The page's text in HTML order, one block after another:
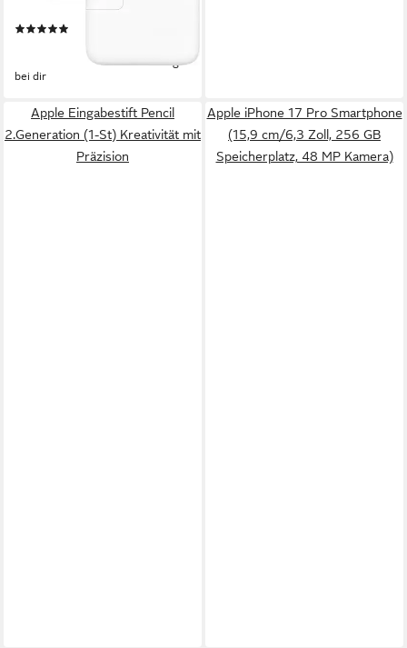
Adapter Adapter USB-C
lieferbar - am nächsten Werktag
bei dir
Apple Eingabestift Pencil
2.Generation (1-St) Kreativität mit
Präzision
Apple iPhone 17 Pro Smartphone
(15,9 cm/6,3 Zoll, 256 GB
Speicherplatz, 48 MP Kamera)